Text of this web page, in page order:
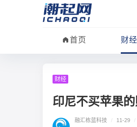
首页 财经
财经
印尼不买苹果
融汇栋蓝科技 / 11-29 /